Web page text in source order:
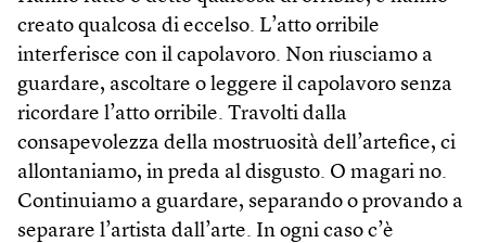
creato qualcosa di eccelso. L’atto orribile
interferisce con il capolavoro. Non riusciamo a
guardare, ascoltare o leggere il capolavoro senza
ricordare l’atto orribile. Travolti dalla
consapevolezza della mostruosità dell’artefice, ci
allontaniamo, in preda al disgusto. O magari no.
Continuiamo a guardare, separando o provando a
separare l’artista dall’arte. In ogni caso c’è